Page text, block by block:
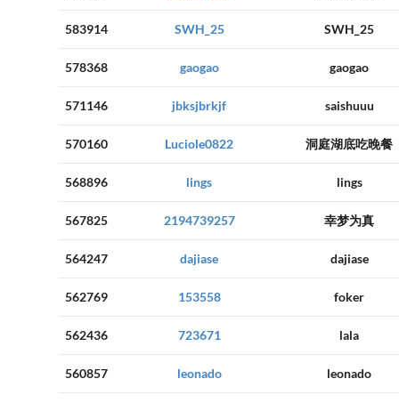
583914 SWH_25 SWH_25
578368 gaogao gaogao
571146 jbksjbrkjf saishuuu
570160 Luciole0822 洞庭湖底吃晚餐
568896 lings lings
567825 2194739257 幸梦为真
564247 dajiase dajiase
562769 153558 foker
562436 723671 lala
560857 leonado leonado